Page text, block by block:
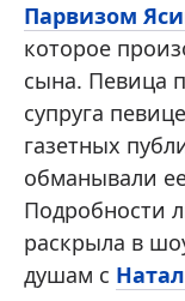
Парвизом
которое
сына. Певица
супруга
газетных
обманывали
Подробности
раскрыла в
душам с